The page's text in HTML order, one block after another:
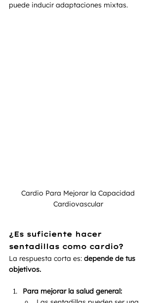
puede inducir adaptaciones mixtas.
Cardio Para Mejorar la Capacidad
Cardiovascular
¿Es suficiente hacer
sentadillas como cardio?
La respuesta corta es: depende de tus
objetivos.
Para mejorar la salud general: